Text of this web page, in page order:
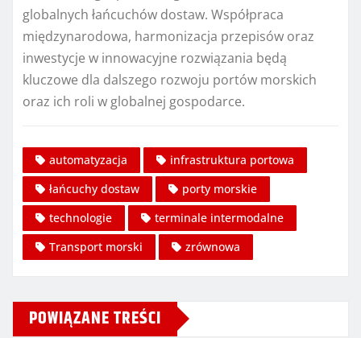
globalnych łańcuchów dostaw. Współpraca
międzynarodowa, harmonizacja przepisów oraz
inwestycje w innowacyjne rozwiązania będą
kluczowe dla dalszego rozwoju portów morskich
oraz ich roli w globalnej gospodarce.
automatyzacja
infrastruktura portowa
łańcuchy dostaw
porty morskie
technologie
terminale intermodalne
Transport morski
zrównowa
POWIĄZANE TREŚCI